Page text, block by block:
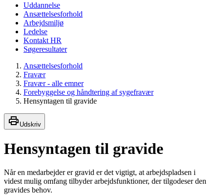
Uddannelse
Ansættelsesforhold
Arbejdsmiljø
Ledelse
Kontakt HR
Søgeresultater
Ansættelsesforhold
Fravær
Fravær - alle emner
Forebyggelse og håndtering af sygefravær
Hensyntagen til gravide
Udskriv
Hensyntagen til gravide
Når en medarbejder er gravid er det vigtigt, at arbejdspladsen i
videst mulig omfang tilbyder arbejdsfunktioner, der tilgodeser den
gravides behov.